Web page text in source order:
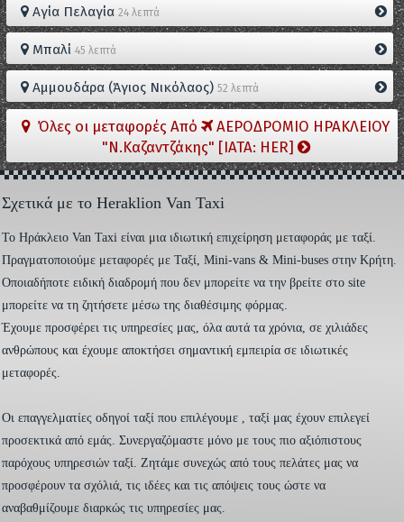
Αγία Πελαγία 24 λεπτά
Μπαλί 45 λεπτά
Αμμουδάρα (Άγιος Νικόλαος) 52 λεπτά
Όλες οι μεταφορές Από
ΑΕΡΟΔΡΟΜΙΟ ΗΡΑΚΛΕΙΟΥ
"Ν.Καζαντζάκης" [IATA: HER]
Σχετικά με το Heraklion Van Taxi
To Ηράκλειο Van Taxi είναι μια ιδιωτική επιχείρηση μεταφοράς με ταξί.
Πραγματοποιούμε μεταφορές με Ταξί, Mini-vans & Mini-buses στην Κρήτη.
Οποιαδήποτε ειδική διαδρομή που δεν μπορείτε να την βρείτε στο site
μπορείτε να τη ζητήσετε μέσω της διαθέσιμης φόρμας.
Έχουμε προσφέρει τις υπηρεσίες μας, όλα αυτά τα χρόνια, σε χιλιάδες
ανθρώπους και έχουμε αποκτήσει σημαντική εμπειρία σε ιδιωτικές
μεταφορές.
Οι επαγγελματίες οδηγοί ταξί που επιλέγουμε , ταξί μας έχουν επιλεγεί
προσεκτικά από εμάς. Συνεργαζόμαστε μόνο με τους πιο αξιόπιστους
παρόχους υπηρεσιών ταξί. Ζητάμε συνεχώς από τους πελάτες μας να
προσφέρουν τα σχόλιά, τις ιδέες και τις απόψεις τους ώστε να
αναβαθμίζουμε διαρκώς τις υπηρεσίες μας.